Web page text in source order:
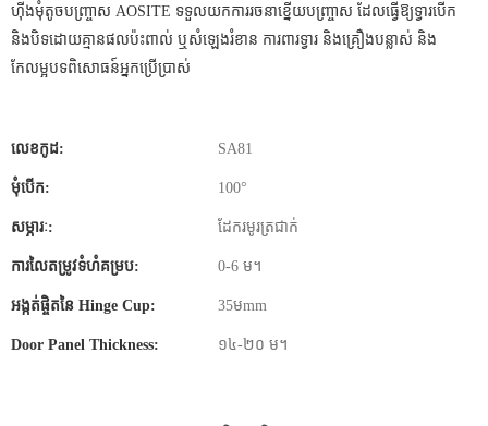
ហ៊ីងមុំតូចបញ្ច្រាស AOSITE ទទួលយកការរចនាខ្នើយបញ្ច្រាស ដែលធ្វើឱ្យទ្វារបើក
និងបិទដោយគ្មានផលប៉ះពាល់ ឬសំឡេងរំខាន ការពារទ្វារ និងគ្រឿងបន្លាស់ និង
កែលម្អបទពិសោធន៍អ្នកប្រើប្រាស់
លេខ​កូដ: SA81
មុំបើក: 100°
សម្ភារៈ: ដែករមូរត្រជាក់
ការលៃតម្រូវទំហំគម្រប: 0-6 ម។
អង្កត់ផ្ចិតនៃ Hinge Cup: 35មmm
Door Panel Thickness: ១៤-២០ ម។